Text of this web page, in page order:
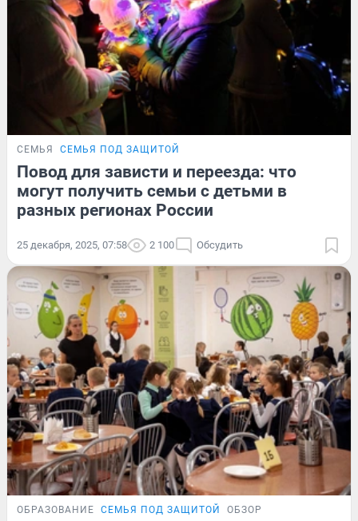
СЕМЬЯ СЕМЬЯ ПОД ЗАЩИТОЙ
Повод для зависти и переезда: что
могут получить семьи с детьми в
разных регионах России
25 декабря, 2025, 07:58 2 100 Обсудить
ОБРАЗОВАНИЕ СЕМЬЯ ПОД ЗАЩИТОЙ ОБЗОР